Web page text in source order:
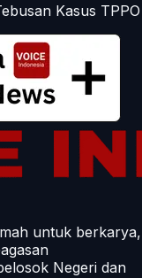
Kasus TPPO
untuk berkarya,
Negeri dan